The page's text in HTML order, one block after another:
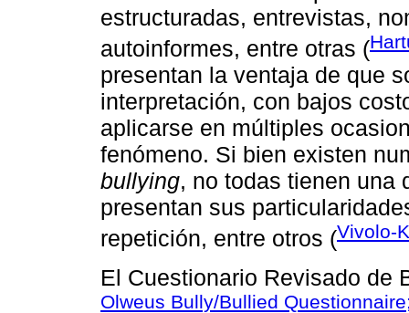
estructuradas, entrevistas,
autoinformes, entre otras (
presentan la ventaja de que
interpretación, con bajos
aplicarse en múltiples
fenómeno. Si bien existen
bullying, no todas tienen una
presentan sus
repetición, entre otros (Vivolo-
El Cuestionario Revisado de
Olweus Bully/Bullied